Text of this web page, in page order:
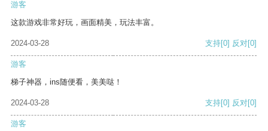
游客
这款游戏非常好玩，画面精美，玩法丰富。
2024-03-28 支持[0] 反对[0]
游客
梯子神器，ins随便看，美美哒！
2024-03-28 支持[0] 反对[0]
游客